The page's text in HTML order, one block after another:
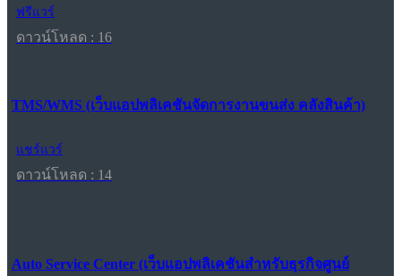
ฟรีแวร์
ดาวน์โหลด : 16
TMS/WMS (เว็บแอปพลิเคชันจัดการงานขนส่ง คลังสินค้า)
แชร์แวร์
ดาวน์โหลด : 14
Auto Service Center (เว็บแอปพลิเคชันสำหรับธุรกิจศูนย์